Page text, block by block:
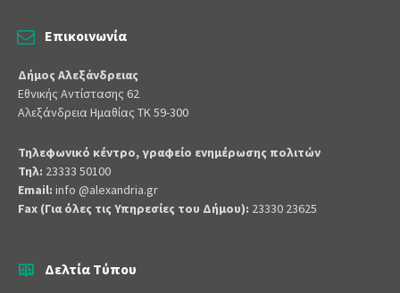
Επικοινωνία
Δήμος Αλεξάνδρειας
Εθνικής Αντίστασης 62
Αλεξάνδρεια Ημαθίας ΤΚ 59-300
Τηλεφωνικό κέντρο, γραφείο ενημέρωσης πολιτών
Τηλ: 23333 50100
Email: info @alexandria.gr
Fax (Για όλες τις Υπηρεσίες του Δήμου): 23330 23625
Δελτία Τύπου